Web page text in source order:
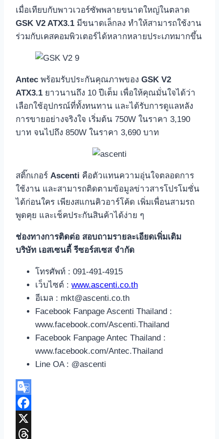
เมื่อเทียบกับพาวเวอร์ซัพพลายขนาดใหญ่ในตลาด
GSK V2 ATX3.1 มีขนาดเล็กลง ทำให้สามารถใช้งาน
ร่วมกับเคสคอมพิวเตอร์ได้หลากหลายประเภทมากขึ้น
Antec พร้อมรับประกันคุณภาพของ GSK V2
ATX3.1 ยาวนานถึง 10 ปีเต็ม เพื่อให้คุณมั่นใจได้ว่า
เลือกใช้อุปกรณ์ที่ทั้งทนทาน และได้รับการดูแลหลัง
การขายอย่างจริงใจ เริ่มต้น 750W ในราคา 3,190
บาท จนไปถึง 850W ในราคา 3,690 บาท
สติ๊กเกอร์ Ascenti คือตัวแทนความอุ่นใจตลอดการ
ใช้งาน และสามารถติดตามข้อมูลข่าวสารโปรโมชั่น
ได้ก่อนใคร เพียงสแกนคิวอาร์โค้ด เพิ่มเพื่อนสามรถ
พูดคุย และเช็คประกันสินค้าได้ง่าย ๆ
ช่องทางการติดต่อ สอบถามรายละเอียดเพิ่มเติม
บริษัท เอสเซนตี้ รีซอร์สเซส จำกัด
โทรศัพท์ : 091-491-4915
เว็บไซต์ : www.ascenti.co.th
อีเมล : mkt@ascenti.co.th
Facebook Fanpage Ascenti Thailand :
www.facebook.com/Ascenti.Thailand
Facebook Fanpage Antec Thailand :
www.facebook.com/Antec.Thailand
Line OA : @ascenti
Google
Translate
Facebook
X